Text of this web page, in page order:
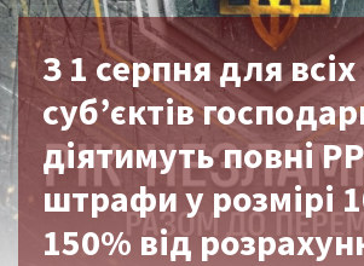
З 1 серпня для всіх
суб’єктів
діятимуть повні
штрафи у розмірі
150% від